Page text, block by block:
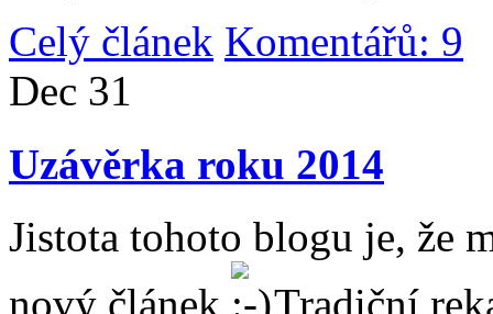
Celý článek Komentářů: 9
Dec 31
Uzávěrka roku 2014
Jistota tohoto blogu je, že
nový článek
Tradiční